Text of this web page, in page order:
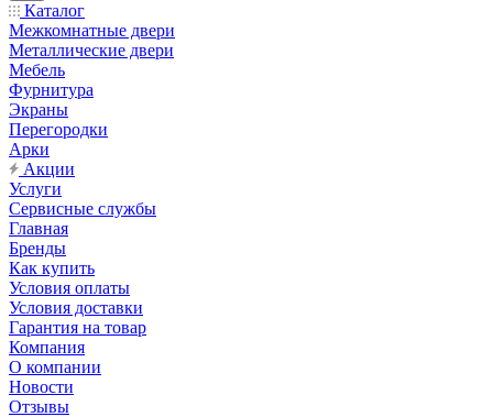
Каталог
Межкомнатные двери
Металлические двери
Мебель
Фурнитура
Экраны
Перегородки
Арки
Акции
Услуги
Сервисные службы
Главная
Бренды
Как купить
Условия оплаты
Условия доставки
Гарантия на товар
Компания
О компании
Новости
Отзывы